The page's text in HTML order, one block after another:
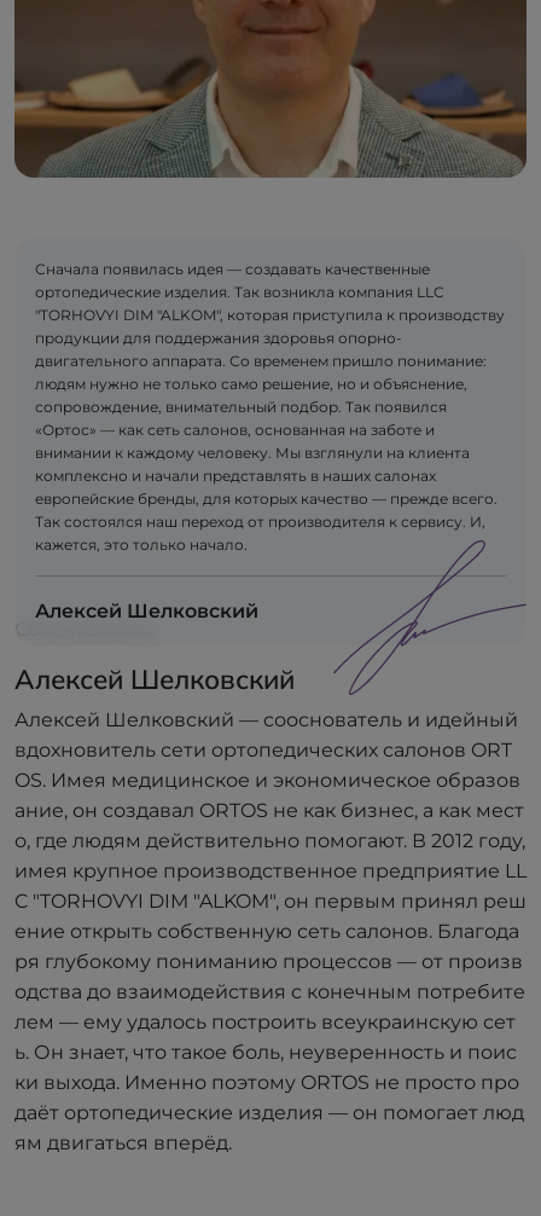
Сначала появилась идея — создавать качественные
ортопедические изделия. Так возникла компания LLC
"TORHOVYI DIM "ALKOM", которая приступила к производству
продукции для поддержания здоровья опорно-
двигательного аппарата. Со временем пришло понимание:
людям нужно не только само решение, но и объяснение,
сопровождение, внимательный подбор. Так появился
«Ортос» — как сеть салонов, основанная на заботе и
внимании к каждому человеку. Мы взглянули на клиента
комплексно и начали представлять в наших салонах
европейские бренды, для которых качество — прежде всего.
Так состоялся наш переход от производителя к сервису. И,
кажется, это только начало.
Алексей Шелковский
Алексей Шелковский
Алексей Шелковский — сооснователь и идейный
вдохновитель сети ортопедических салонов ORT
OS. Имея медицинское и экономическое образов
ание, он создавал ORTOS не как бизнес, а как мест
о, где людям действительно помогают. В 2012 году,
имея крупное производственное предприятие LL
C "TORHOVYI DIM "ALKOM", он первым принял реш
ение открыть собственную сеть салонов. Благода
ря глубокому пониманию процессов — от произв
одства до взаимодействия с конечным потребите
лем — ему удалось построить всеукраинскую сет
ь. Он знает, что такое боль, неуверенность и поис
ки выхода. Именно поэтому ORTOS не просто про
даёт ортопедические изделия — он помогает люд
ям двигаться вперёд.